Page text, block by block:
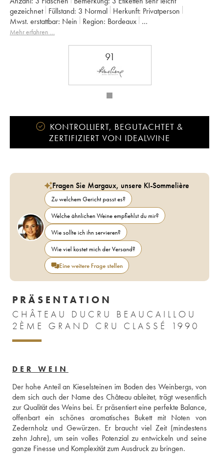
gezeichnet Füllstand: 3 Normal Herkunft:
privatperson
Mwst. erstattbar:
nein Region:
Bordeaux
Appellation: Saint-Julien
Mehr erfahren …
91
KONTROLLIERT, BEGUTACHTET &
ZERTIFIZIERT VON IDEALWINE
Fragen Sie Margaux, unsere KI-Sommelière
Zu welchem Gericht passt es?
Welche ähnlichen Weine empfiehlst du mir?
Wie sollte ich ihn servieren?
Wie viel kostet mich der Versand?
Eine weitere Frage stellen
PRÄSENTATION
CHÂTEAU DUCRU BEAUCAILLOU
2ÈME GRAND CRU CLASSÉ 1990
DER WEIN
Der hohe Anteil an Kieselsteinen im Boden des Weinbergs, von
dem sich auch der Name des Château ableitet, trägt wesentlich
zur Qualität des Weins bei. Er präsentiert eine perfekte Balance,
offenbart ein schönes aromatisches Bukett mit Noten von
Zedernholz und Gewürzen. Er braucht viel Zeit (mindestens
zehn Jahre), um sein volles Potenzial zu entwickeln und seine
ganze Finesse und Komplexität zum Ausdruck zu bringen.